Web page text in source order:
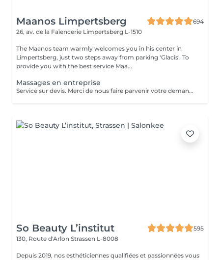
Maanos Limpertsberg
694
26, av. de la Faïencerie Limpertsberg L-1510
The Maanos team warmly welcomes you in his center in
Limpertsberg, just two steps away from parking 'Glacis'. To
provide you with the best service Maa...
Massages en entreprise
Service sur devis. Merci de nous faire parvenir votre demande à contact@maanos.com.
So Beauty L’institut
595
130, Route d'Arlon Strassen L-8008
Depuis 2019, nos esthéticiennes qualifiées et passionnées vous